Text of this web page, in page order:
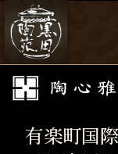
有楽町国